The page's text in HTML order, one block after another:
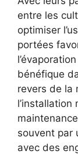
entre les
optimiser
portées
bénéfique
revers de la
l’installation
souvent par
avec des